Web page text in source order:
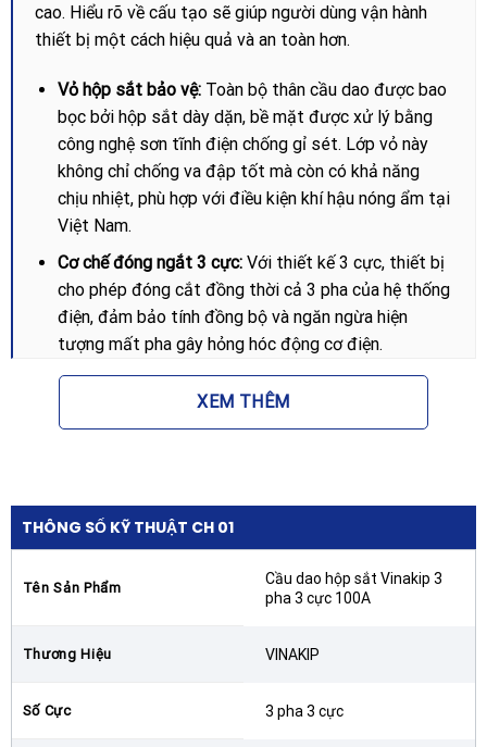
cao. Hiểu rõ về cấu tạo sẽ giúp người dùng vận hành
thiết bị một cách hiệu quả và an toàn hơn.
Vỏ hộp sắt bảo vệ:Toàn bộ thân cầu dao được bao
bọc bởi hộp sắt dày dặn, bề mặt được xử lý bằng
công nghệ sơn tĩnh điện chống gỉ sét. Lớp vỏ này
không chỉ chống va đập tốt mà còn có khả năng
chịu nhiệt, phù hợp với điều kiện khí hậu nóng ẩm tại
Việt Nam.
Cơ chế đóng ngắt 3 cực:Với thiết kế 3 cực, thiết bị
cho phép đóng cắt đồng thời cả 3 pha của hệ thống
điện, đảm bảo tính đồng bộ và ngăn ngừa hiện
tượng mất pha gây hỏng hóc động cơ điện.
Tiếp điểm bằng đồng nguyên chất:Các tiếp điểm
bên trong Cầu dao hộp sắt Vinakip 3 pha 3 cực
100A được chế tạo từ đồng chất lượng cao, giúp
Tay cầm điều khiển chắc chắn:
nhựa cách điện, thiết kế công thái học giúp việc
thao tác đóng ngắt trở nên nhẹ nhàng nhưng vẫn
đảm bảo độ dứt khoát cần thiết.
Ưu điểm nổi bật của Cầu dao hộp sắt
Tại sao Cầu dao hộp sắt Vinakip 3 pha 3 cực 100A lại
XEM THÊM
THÔNG SỐ KỸ THUẬT CH 01
Tên Sản Phẩm
Cầu dao hộp sắt Vinakip 3
pha 3 cực 100A
Thương Hiệu VINAKIP
Số Cực 3 pha 3 cực